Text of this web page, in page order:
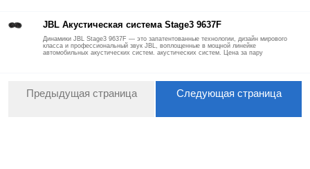
JBL Акустическая система Stage3 9637F
Динамики JBL Stage3 9637F — это запатентованные технологии, дизайн мирового
класса и профессиональный звук JBL, воплощенные в мощной линейке
автомобильных акустических систем. акустических систем. Цена за пару
Предыдущая страница Следующая страница